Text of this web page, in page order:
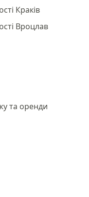
Краків
Вроцлав
та оренди